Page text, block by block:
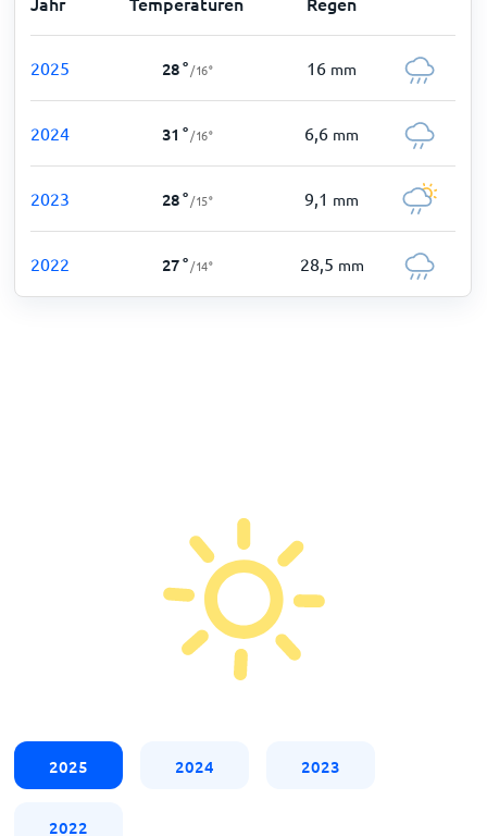
2025 28° /16° 16 mm
2024 31 ° /16° 6,6 mm
2023 28° /15° 9,1 mm
2022 27° /14° 28,5 mm
2025 2024 2023
2022